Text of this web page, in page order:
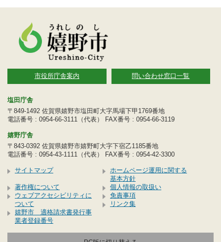
市役所庁舎案内 問い合わせ窓口一覧
塩田庁舎
〒849-1492 佐賀県嬉野市塩田町大字馬場下甲1769番地
電話番号 : 0954-66-3111（代表） FAX番号 : 0954-66-3119
嬉野庁舎
〒843-0392 佐賀県嬉野市嬉野町大字下宿乙1185番地
電話番号 : 0954-43-1111（代表） FAX番号 : 0954-42-3300
サイトマップ
ホームページ運用に関する
基本方針
著作権について
個人情報の取扱い
ウェブアクセシビリティに
ついて
免責事項
リンク集
嬉野市 適格請求書発行事
業者登録番号